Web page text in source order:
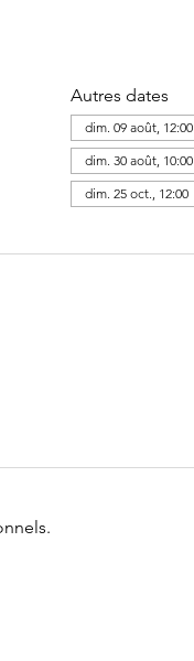
Autres dates
dim. 09 août, 12:00
dim. 30 août, 10:00
dim. 25 oct., 12:00